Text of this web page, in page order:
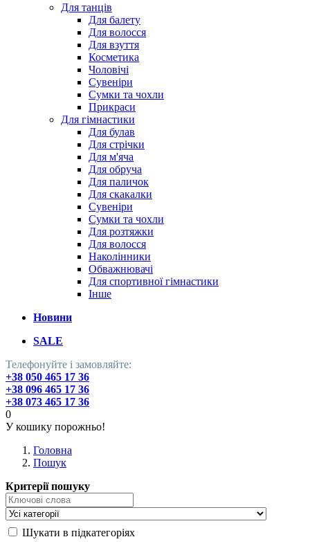
Для танців
Для балету
Для волосся
Для взуття
Косметика
Чоловічі
Сувеніри
Сумки та чохли
Прикраси
Для гімнастики
Для булав
Для стрічки
Для м'яча
Для обруча
Для паличок
Для скакалки
Сувеніри
Сумки та чохли
Для розтяжки
Для волосся
Наколінники
Обважнювачі
Для спортивної гімнастики
Інше
Новини
SALE
Телефонуйте і замовляйте:
+38 050 465 17 36
+38 096 465 17 36
+38 073 465 17 36
0
У кошику порожньо!
Головна
Пошук
Критерії пошуку
Шукати в підкатегоріях